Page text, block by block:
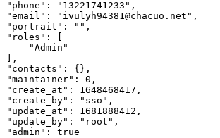
"phone" : "13221741233" ,
"email" : "ivulyh94381@chacuo.net" ,
"portrait" : "" ,
"roles" :
[
"Admin"
] ,
"contacts" : {} ,
"maintainer" : 0 ,
"create_at" : 1648468417 ,
"create_by" : "sso" ,
"update_at" : 1681888412 ,
"update_by" : "root" ,
"admin" :
true